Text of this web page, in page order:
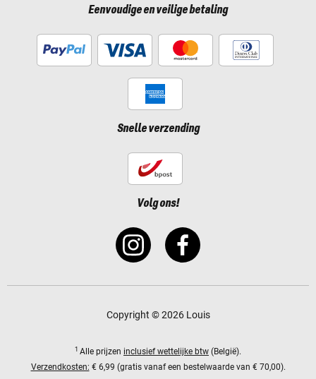
Eenvoudige en veilige betaling
Snelle verzending
Volg ons!
Copyright © 2026 Louis
1 Alle prijzen inclusief wettelijke btw (België).
Verzendkosten: € 6,99 (gratis vanaf een bestelwaarde van € 70,00).